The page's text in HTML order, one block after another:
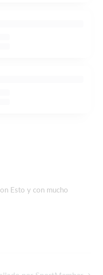
Esto y con mucho